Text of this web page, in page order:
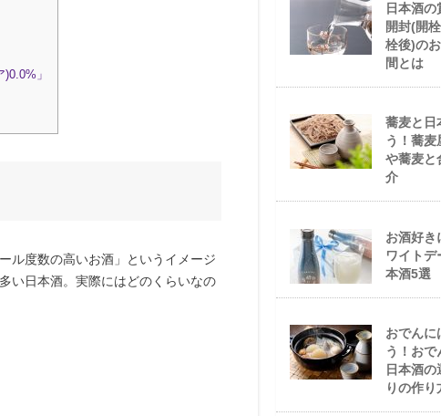
」
ル度数の高いお酒」というイメージ
い日本酒。実際にはどのくらいなの
日本酒
開封(開
栓後)の
間とは
蕎麦と日
う！蕎麦
や蕎麦と
介
お酒好き
ワイトデ
本酒5選
おでんに
う！おで
日本酒の
りの作り